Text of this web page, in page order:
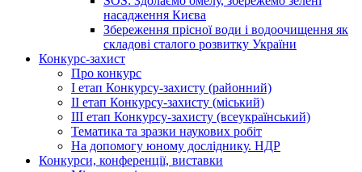
насадження Києва
Збереження прісної води і водоочищення як
складові сталого розвитку України
Конкурс-захист
Про конкурс
І етап Конкурсу-захисту (районний)
ІІ етап Конкурсу-захисту (міський)
ІІІ етап Конкурсу-захисту (всеукраїнський)
Тематика та зразки наукових робіт
На допомогу юному досліднику. НДР
Конкурси, конференції, виставки